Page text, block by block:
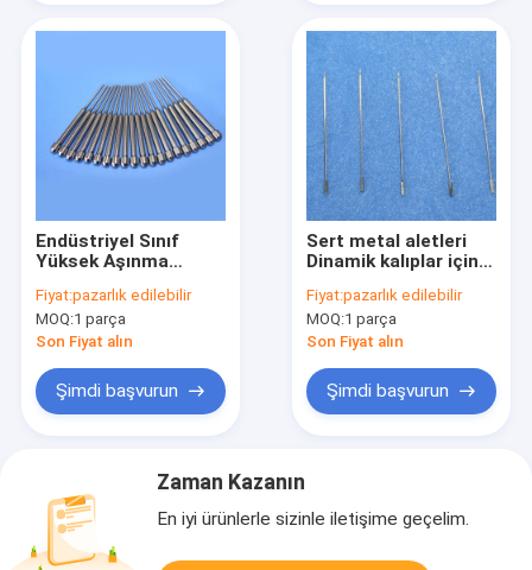
Endüstriyel Sınıf
Yüksek Aşınma
Karbür Zımba Pimi,
Hassas İşleme
Fiyat:pazarlık edilebilir
MOQ:1 parça
Son Fiyat alın
Şimdi başvurun
Sert metal aletleri
Dinamik kalıplar için
ekleme iğneleri
Fiyat:pazarlık edilebilir
MOQ:1 parça
Son Fiyat alın
Şimdi başvurun
Zaman Kazanın
En iyi ürünlerle sizinle iletişime geçelim.